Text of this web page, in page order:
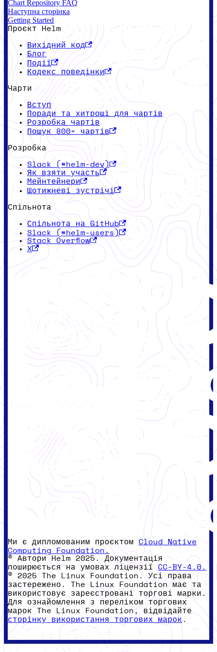
Chart Repository FAQ
Наступна сторінка
Getting Started
Проєкт Helm
Вихідний код
Блог
Події
Кодекс поведінки
Чарти
Вступ
Поради та хитрощі для чартів
Розробка чартів
Пошук 800+ чартів
Розробка
Slack (#helm-dev)
Як взяти участь
Мейнтейнери
Щотижневі зустрічі
Спільнота
Спільнота на GitHub
Slack (#helm-users)
Stack Overflow
X
Ми є дипломованим проєктом Cloud Native
Computing Foundation.
© Автори Helm 2025. Документація
поширюється на умовах ліцензії CC-BY-4.0.
© 2025 The Linux Foundation. Усі права
застережено. The Linux Foundation має та
використовує зареєстровані торгові марки.
Для ознайомлення з переліком торгових
марок The Linux Foundation, відвідайте
сторінку використання торгових марок .